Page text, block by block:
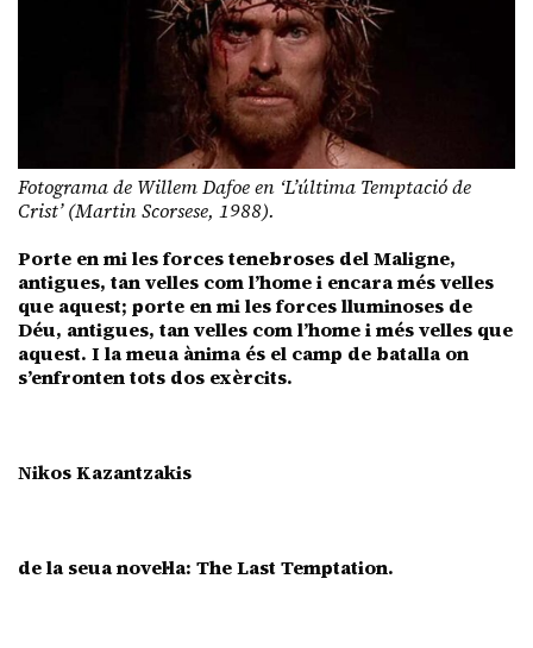
Fotograma de Willem Dafoe en ‘L’última Temptació de
Crist’ (Martin Scorsese, 1988).
Porte en mi les forces tenebroses del Maligne,
antigues, tan velles com l’home i encara més velles
que aquest; porte en mi les forces lluminoses de
Déu, antigues, tan velles com l’home i més velles que
aquest. I la meua ànima és el camp de batalla on
s’enfronten tots dos exèrcits.
Nikos Kazantzakis
de la seua novel·la: The Last Temptation.